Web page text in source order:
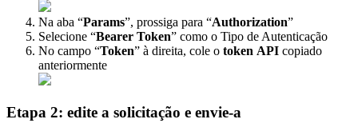
Na aba “Params”, prossiga para “Authorization”
Selecione “Bearer Token” como o Tipo de Autenticação
No campo “Token” à direita, cole o token API copiado
anteriormente
Etapa 2: edite a solicitação e envie-a